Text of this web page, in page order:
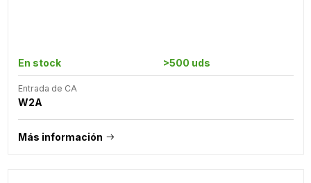
En stock >500 uds
Entrada de CA
W2A
Más información